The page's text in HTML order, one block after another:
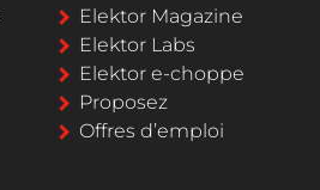
Elektor Magazine
Elektor Labs
Elektor e-choppe
Proposez
Offres d’emploi